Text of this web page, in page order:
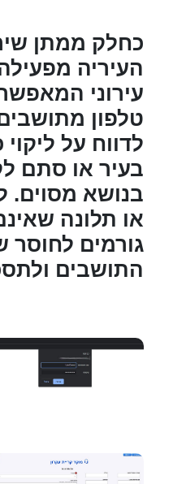
כחלק ממתן
העיריה
עירוני
טלפון
לדווח על
בעיר או סתם
בנושא מסוים.
או תלונה
גורמים לחוסר
התושבים